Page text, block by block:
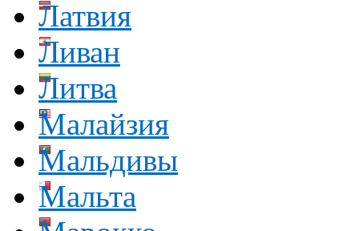
Латвия
Ливан
Литва
Малайзия
Мальдивы
Мальта